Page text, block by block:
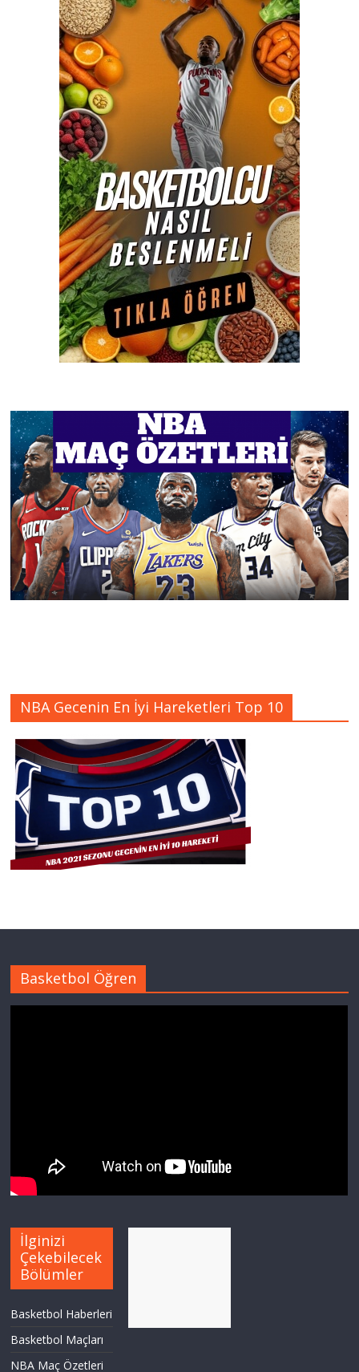
NBA Gecenin En İyi Hareketleri Top 10
Basketbol Öğren
İlginizi
Çekebilecek
Bölümler
Basketbol Haberleri
Basketbol Maçları
NBA Maç Özetleri